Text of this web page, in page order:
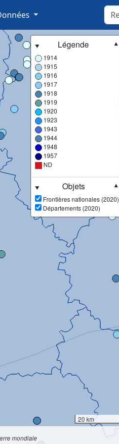
Légende
▼
1914
1915
1916
1917
1918
1919
1920
1923
1943
1944
1948
1957
ND
Objets
▼
Frontières nationales (2020)
Départements (2020)
20 km
mondiale